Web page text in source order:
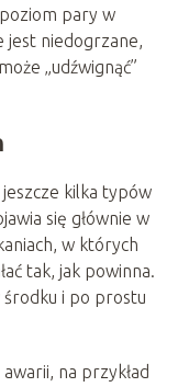
pary w
jest niedogrzane,
„udźwignąć”
kilka typów
się głównie w
w których
tak, jak powinna.
środku i po prostu
na przykład